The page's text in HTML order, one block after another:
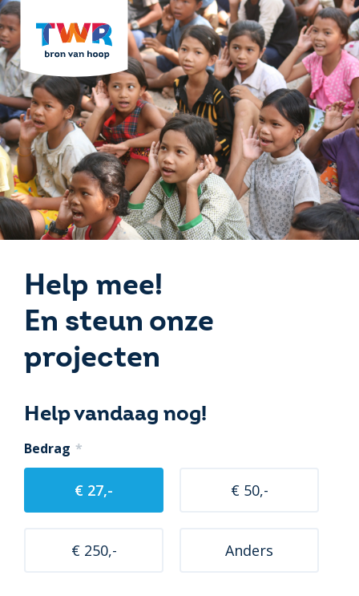
Help mee!
En steun onze
projecten
Help vandaag nog!
Bedrag *
€ 27,- € 50,-
€ 250,- Anders